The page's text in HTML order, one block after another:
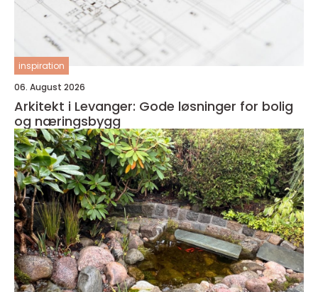
inspiration
06. August 2026
Arkitekt i Levanger: Gode løsninger for bolig
og næringsbygg